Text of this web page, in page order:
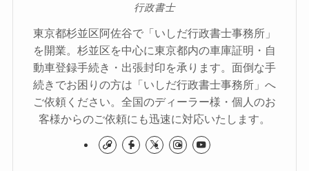
行政書士
東京都杉並区阿佐谷で「いしだ行政書士事務所」
を開業。杉並区を中心に東京都内の車庫証明・自
動車登録手続き・出張封印を承ります。面倒な手
続きでお困りの方は「いしだ行政書士事務所」へ
ご依頼ください。全国のディーラー様・個人のお
客様からのご依頼にも迅速に対応いたします。